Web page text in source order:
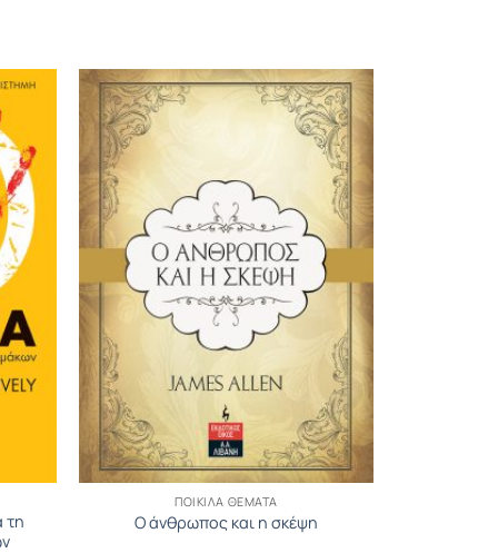
τη
ΠΟΙΚΊΛΑ ΘΈΜΑΤΑ
Ο άνθρωπος και η σκέψη